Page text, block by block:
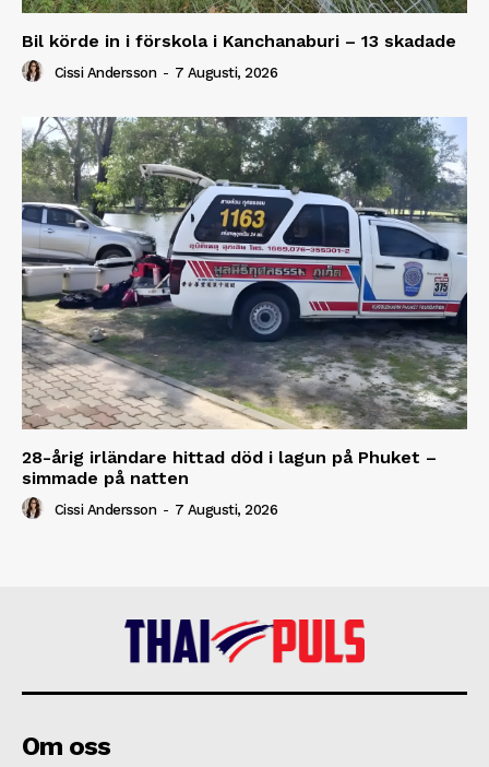
Bil körde in i förskola i Kanchanaburi – 13 skadade
Cissi Andersson - 7 Augusti, 2026
28-årig irländare hittad död i lagun på Phuket –
simmade på natten
Cissi Andersson - 7 Augusti, 2026
Om oss